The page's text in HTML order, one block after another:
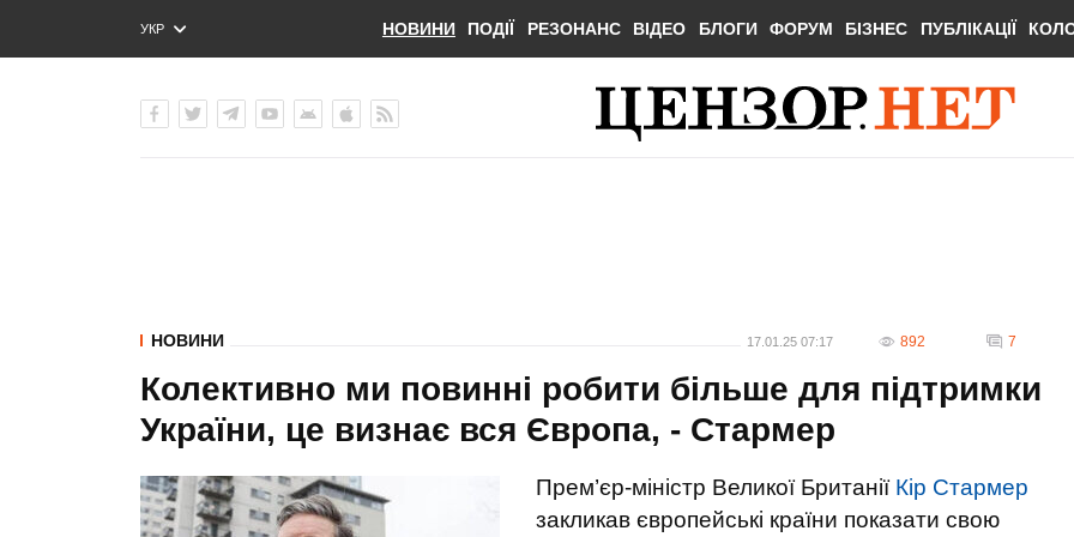
УКР
ENG
НОВИНИ ПОДІЇ РЕЗОНАНС ВІДЕО БЛОГИ ФОРУМ БІЗНЕС ПУБЛІКАЦІЇ
НОВИНИ 17.01.25 07:17 892 7
Колективно ми повинні робити більше для підтримки
України, це визнає вся Європа, - Стармер
Прем’єр-міністр Великої Британії Кір Стармер
закликав європейські країни показати свою